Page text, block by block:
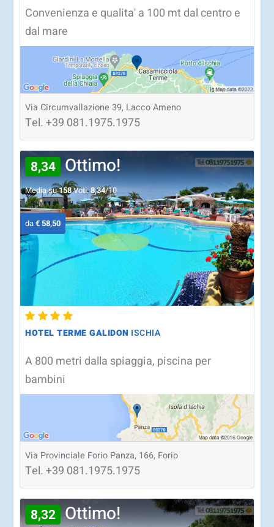
Convenienza e qualita' a 100 mt dal centro e
dal mare
Via Circumvallazione 39, Lacco Ameno
Tel.+39 081.1975.1975
8,34 Ottimo!
Media su158Voti:8,34/10
da€ 58,50
HOTEL TERME GALIDON ISCHIA
A 800 metri dalla spiaggia, piscina per
bambini
Via Provinciale Forio Panza, 166, Forio
Tel.+39 081.1975.1975
8,32 Ottimo!